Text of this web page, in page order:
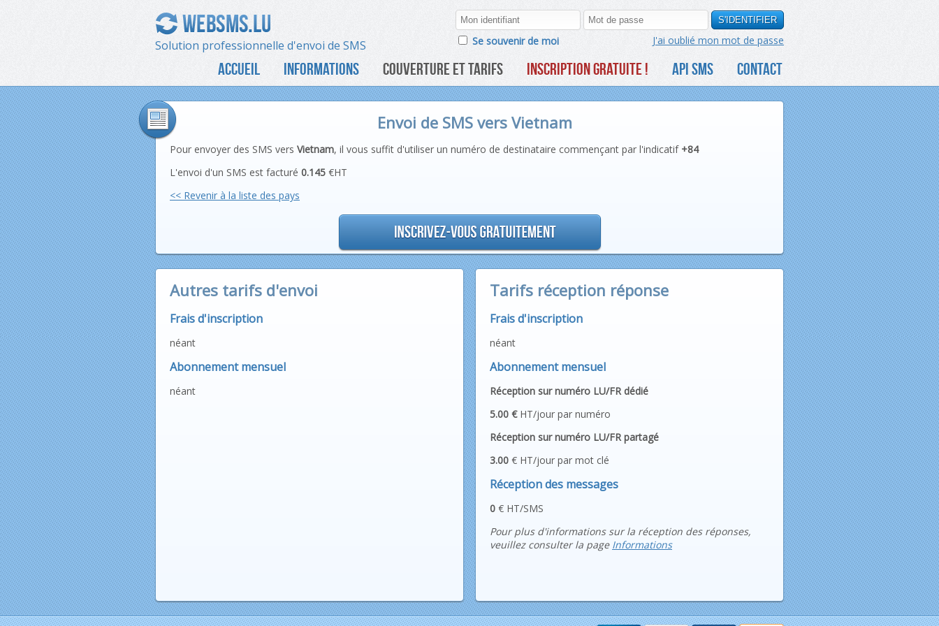
Se souvenir de moi J'ai oublié mon mot de passe
Solution professionnelle d'envoi de SMS
ACCUEIL INFORMATIONS COUVERTURE ET TARIFS INSCRIPTION GRATUITE ! API SMS CONTACT
Envoi de SMS vers Vietnam
Pour envoyer des SMS vers Vietnam, il vous suffit d'utiliser un numéro de destinataire commençant par l'indicatif +84
L'envoi d'un SMS est facturé 0.145 €HT
<< Revenir à la liste des pays
Autres tarifs d'envoi
Frais d'inscription
néant
Abonnement mensuel
néant
Tarifs réception réponse
Frais d'inscription
néant
Abonnement mensuel
Réception sur numéro LU/FR dédié
5.00 €HT/jour par numéro
Réception sur numéro LU/FR partagé
3.00 € HT/jour par mot clé
Réception des messages
0 € HT/SMS
Pour plus d'informations sur la réception des réponses,
veuillez consulter la page Informations